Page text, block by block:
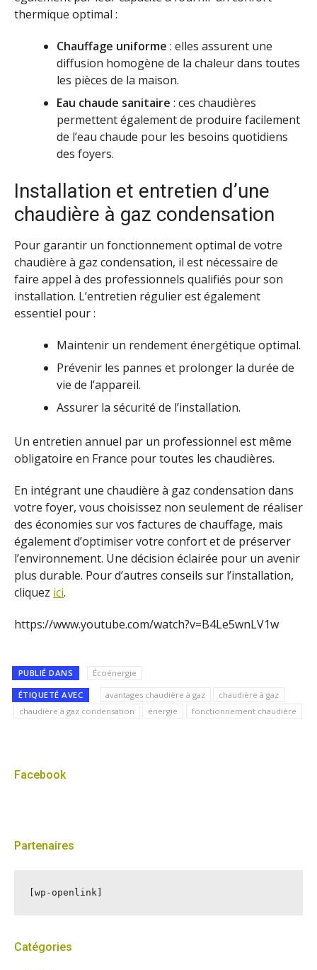
thermique optimal :
Chauffage uniforme : elles assurent une
diffusion homogène de la chaleur dans toutes
les pièces de la maison.
Eau chaude sanitaire : ces chaudières
permettent également de produire facilement
de l’eau chaude pour les besoins quotidiens
des foyers.
Installation et entretien d’une
chaudière à gaz condensation
Pour garantir un fonctionnement optimal de votre
chaudière à gaz condensation, il est nécessaire de
faire appel à des professionnels qualifiés pour son
installation. L’entretien régulier est également
essentiel pour :
Maintenir un rendement énergétique optimal.
Prévenir les pannes et prolonger la durée de
vie de l’appareil.
Assurer la sécurité de l’installation.
Un entretien annuel par un professionnel est même
obligatoire en France pour toutes les chaudières.
En intégrant une chaudière à gaz condensation dans
votre foyer, vous choisissez non seulement de réaliser
des économies sur vos factures de chauffage, mais
également d’optimiser votre confort et de préserver
l’environnement. Une décision éclairée pour un avenir
plus durable. Pour d’autres conseils sur l’installation,
cliquez ici.
https://www.youtube.com/watch?v=B4Le5wnLV1w
PUBLIÉ DANS Écoénergie
ÉTIQUETÉ AVEC avantages chaudière à gaz
chaudière à gaz
chaudière à gaz condensation
énergie fonctionnement chaudière
Facebook
Partenaires
[wp-openlink]
Catégories